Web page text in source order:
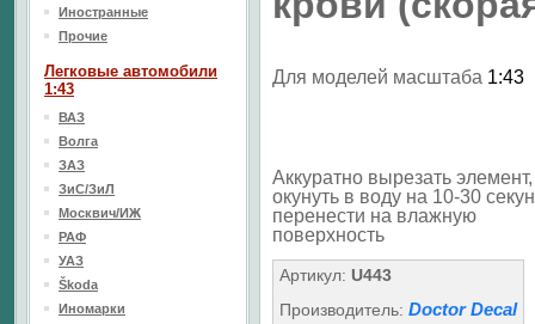
Для моделей масштаба 1:43
Аккуратно вырезать элемент,
окунуть в воду на 10-30
перенести на влажную
поверхность
Артикул: U443
Производитель: Doctor Decal
Иностранные
Прочие
Легковые автомобили
1:43
ВАЗ
Волга
ЗАЗ
ЗиС/ЗиЛ
Москвич/ИЖ
РАФ
УАЗ
Škoda
Иномарки